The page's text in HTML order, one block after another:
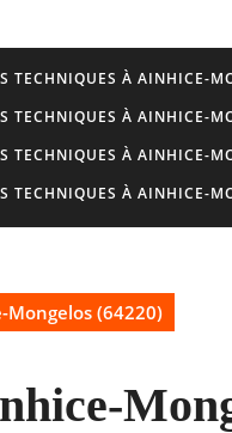
TECHNIQUES À AINHICE-
TECHNIQUES À AINHICE-
TECHNIQUES À AINHICE-
TECHNIQUES À AINHICE-
(64220)